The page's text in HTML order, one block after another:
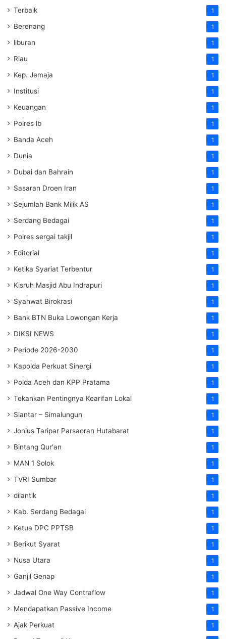
Terbaik 1
Berenang 1
liburan 1
Riau 1
Kep. Jemaja 1
Institusi 1
Keuangan 1
Polres lb 1
Banda Aceh 1
Dunia 1
Dubai dan Bahrain 1
Sasaran Droen Iran 1
Sejumlah Bank Milik AS 1
Serdang Bedagai 1
Polres sergai takjil 1
Editorial 1
Ketika Syariat Terbentur 1
Kisruh Masjid Abu Indrapuri 1
Syahwat Birokrasi 1
Bank BTN Buka Lowongan Kerja 1
DIKSI NEWS 1
Periode 2026-2030 1
Kapolda Perkuat Sinergi 1
Polda Aceh dan KPP Pratama 1
Tekankan Pentingnya Kearifan Lokal 1
Siantar – Simalungun 1
Jonius Taripar Parsaoran Hutabarat 1
Bintang Qur'an 1
MAN 1 Solok 1
TVRI Sumbar 1
dilantik 1
Kab. Serdang Bedagai 1
Ketua DPC PPTSB 1
Berikut Syarat 1
Nusa Utara 1
Ganjil Genap 1
Jadwal One Way Contraflow 1
Mendapatkan Passive Income 1
Ajak Perkuat 1